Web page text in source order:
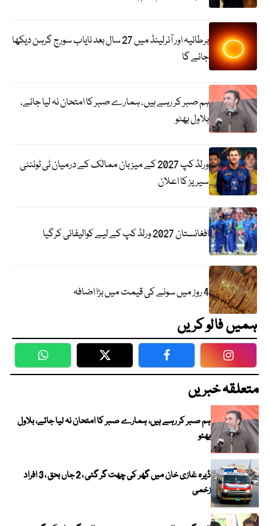
برطانیہ اور آئرلینڈ میں 27 سال بعد نایاب سورج گرہن دیکھا
جائے گا
ہم صبر کر رہے ہیں، ہمارے صبر کا امتحان نہ لیا جائے،
بلاول بھٹو
ورلڈ کپ 2027 کے میزبان ممالک کے درمیان ٹی ٹوئنٹی
سیریز کا اعلان
افغانستان 2027 ورلڈ کپ کے لیے کوالیفائی کرگیا
4 روز میں سونے کی قیمت میں بڑا اضافہ
ہمیں فالو کریں
WhatsApp Twitter Facebook
متعلقہ خبریں
ہم صبر کر رہے ہیں، ہمارے صبر کا امتحان نہ لیا جائے، بلاول
بھٹو
ڈیرہ غازی خان میں گھر کی چھت گر گئی ، 2 جاں بحق ، 3 افراد
زخمی